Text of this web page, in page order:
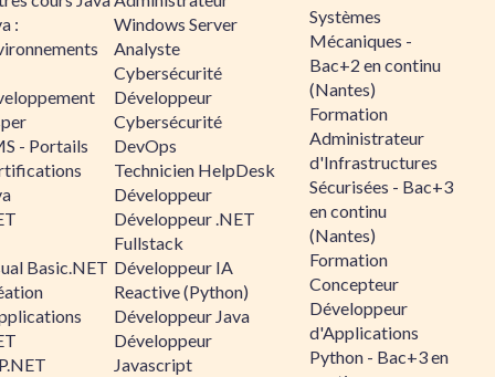
:
- Portails
Basic.NET
Windows Server
Analyste
Cybersécurité
Développeur
Cybersécurité
DevOps
Technicien HelpDesk
Développeur
Développeur .NET
Fullstack
Développeur IA
Reactive (Python)
Développeur Java
Développeur
Javascript
Systèmes
Mécaniques -
Bac+2 en continu
(Nantes)
Formation
Administrateur
d'Infrastructures
Sécurisées - Bac+3
en continu
(Nantes)
Formation
Concepteur
Développeur
d'Applications
Python - Bac+3 en